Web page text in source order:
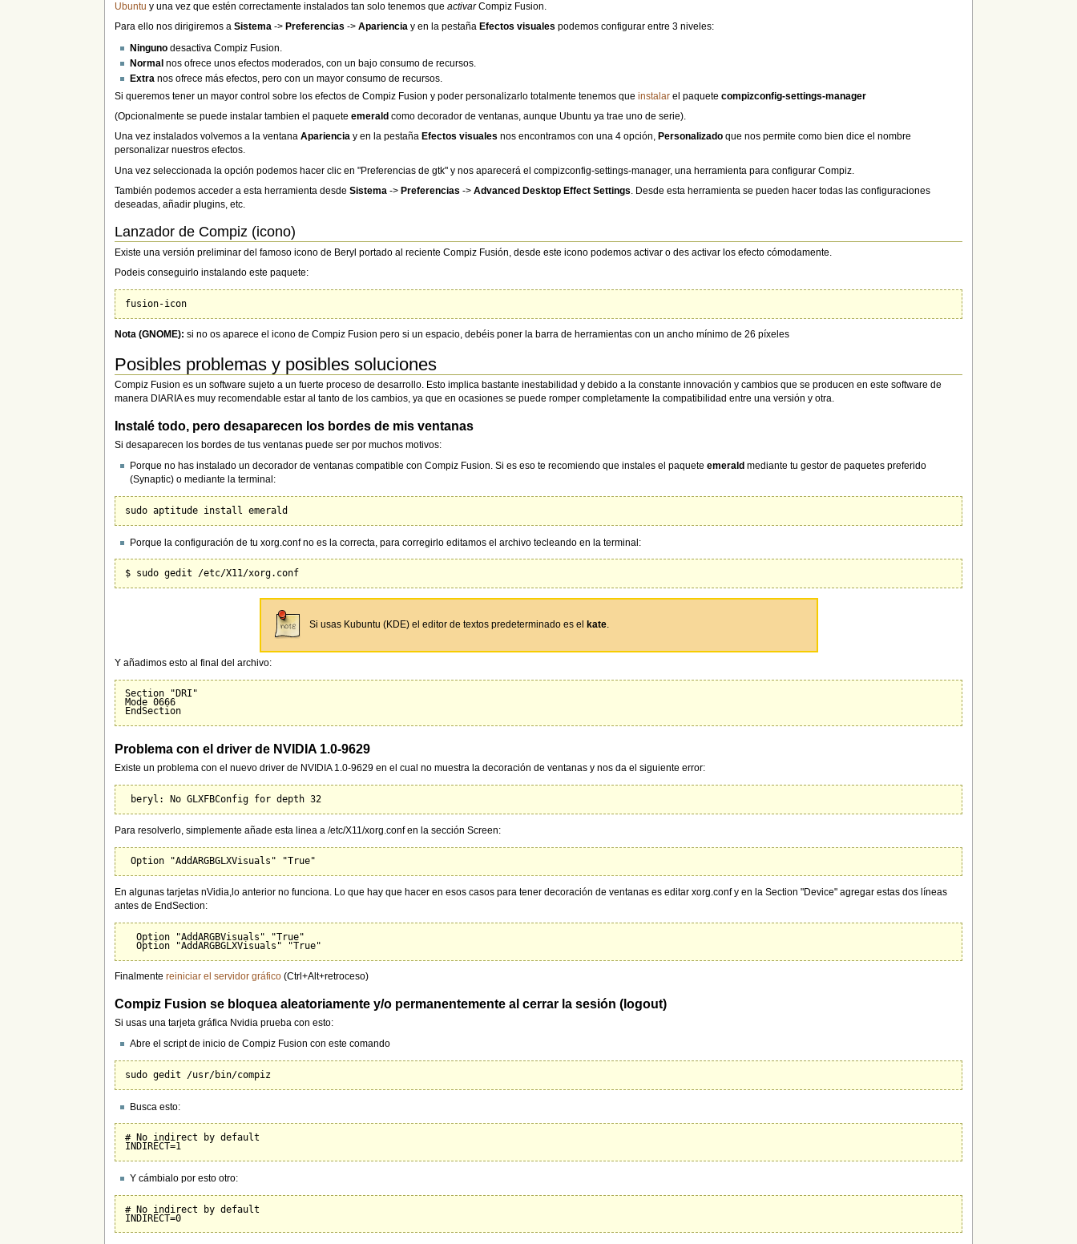
Ubuntu y una vez que estén correctamente instalados tan solo tenemos queactivarCompiz Fusion.
Para ello nos dirigiremos aSistema -> Preferencias ->Apariencia y en la pestaña Efectos visuales podemos configurar entre 3 niveles:
Ninguno desactiva Compiz Fusion.
Normal nos ofrece unos efectos moderados, con un bajo consumo de recursos.
Extra nos ofrece más efectos, pero con un mayor consumo de recursos.
Si queremos tener un mayor control sobre los efectos de Compiz Fusion y poder personalizarlo totalmente tenemos queinstalar el paquetecompizconfig-settings-manager
(Opcionalmente se puede instalar tambien el paqueteemerald como decorador de ventanas, aunque Ubuntu ya trae uno de serie).
Una vez instalados volvemos a la ventanaApariencia y en la pestaña Efectos visuales nos encontramos con una 4 opción, Personalizado que nos permite como bien dice el nombre
personalizar nuestros efectos.
Una vez seleccionada la opción podemos hacer clic en "Preferencias de gtk" y nos aparecerá el compizconfig-settings-manager, una herramienta para configurar Compiz.
También podemos acceder a esta herramienta desdeSistema ->Preferencias ->Advanced Desktop Effect Settings. Desde esta herramienta se pueden hacer todas las configuraciones
deseadas, añadir plugins, etc.
Lanzador de Compiz (icono)
Existe una versión preliminar del famoso icono de Beryl portado al reciente Compiz Fusión, desde este icono podemos activar o des activar los efecto cómodamente.
Podeis conseguirlo instalando este paquete:
Nota (GNOME): si no os aparece el icono de Compiz Fusion pero si un espacio, debéis poner la barra de herramientas con un ancho mínimo de 26 píxeles
Posibles problemas y posibles soluciones
Compiz Fusion es un software sujeto a un fuerte proceso de desarrollo. Esto implica bastante inestabilidad y debido a la constante innovación y cambios que se producen en este software de
manera DIARIA es muy recomendable estar al tanto de los cambios, ya que en ocasiones se puede romper completamente la compatibilidad entre una versión y otra.
Instalé todo, pero desaparecen los bordes de mis ventanas
Si desaparecen los bordes de tus ventanas puede ser por muchos motivos:
Porque no has instalado un decorador de ventanas compatible con Compiz Fusion. Si es eso te recomiendo que instales el paqueteemerald mediante tu gestor de paquetes preferido
(Synaptic) o mediante la terminal:
Porque la configuración de tu xorg.conf no es la correcta, para corregirlo editamos el archivo tecleando en la terminal:
Si usas Kubuntu (KDE) el editor de textos predeterminado es el kate.
Y añadimos esto al final del archivo:
Section "DRI"
Mode 0666
Problema con el driver de NVIDIA 1.0-9629
Existe un problema con el nuevo driver de NVIDIA 1.0-9629 en el cual no muestra la decoración de ventanas y nos da el siguiente error:
Para resolverlo, simplemente añade esta linea a /etc/X11/xorg.conf en la sección Screen:
En algunas tarjetas nVidia,lo anterior no funciona. Lo que hay que hacer en esos casos para tener decoración de ventanas es editar xorg.conf y en la Section "Device" agregar estas dos líneas
antes de EndSection:
  Option "AddARGBVisuals" "True"
Finalmentereiniciar el servidor gráfico (Ctrl+Alt+retroceso)
Compiz Fusion se bloquea aleatoriamente y/o permanentemente al cerrar la sesión (logout)
Si usas una tarjeta gráfica Nvidia prueba con esto:
Abre el script de inicio de Compiz Fusion con este comando
Busca esto:
# No indirect by default
Y cámbialo por esto otro:
# No indirect by default